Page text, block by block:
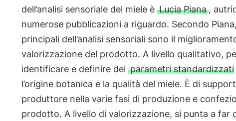
dell’analisi sensoriale del miele è Lucia Piana,
numerose pubblicazioni a riguardo. Secondo
principali dell’analisi sensoriali sono il
valorizzazione del prodotto. A livello qualitativo,
identificare e definire dei parametri standardizzati
l’origine botanica e la qualità del miele. È di
produttore nella varie fasi di produzione e
prodotto. A livello di valorizzazione, si punta a far